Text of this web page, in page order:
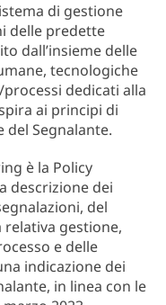
di gestione
delle predette
dall’insieme delle
tecnologiche
dedicati alla
ai principi di
Segnalante.
è la Policy
descrizione dei
del
relativa gestione,
e delle
indicazione dei
in linea con le